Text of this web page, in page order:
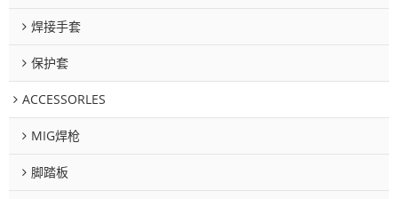
焊接手套
保护套
ACCESSORLES
MIG焊枪
脚踏板